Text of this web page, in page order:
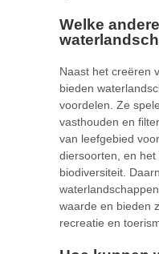
Welke
Naast het creëren
bieden
voordelen. Ze
vasthouden en
van leefgebied
diersoorten, en
biodiversiteit.
waarde en bieden
recreatie en